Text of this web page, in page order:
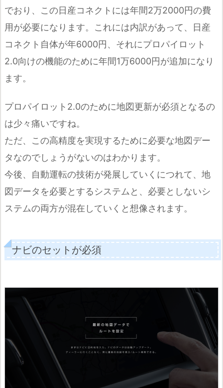
でおり、この日産コネクトには年間2万2000円の費
用が必要になります。これには内訳があって、日産
コネクト自体が年6000円、それにプロパイロット
2.0向けの機能のために年間1万6000円が追加になり
ます。
プロパイロット2.0のために地図更新が必須となるの
は少々痛いですね。
ただ、この高精度を実現するために必要な地図デー
タなのでしょうがないのはわかります。
今後、自動運転の技術が発展していくにつれて、地
図データを必要とするシステムと、必要としないシ
ステムの両方が混在していくと想像されます。
ナビのセットが必須